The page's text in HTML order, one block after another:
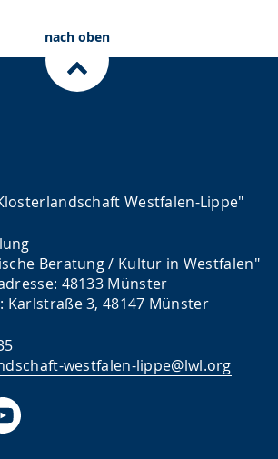
nach oben
Westfalen-Lippe"
Beratung / Kultur in Westfalen"
48133 Münster
Karlstraße 3, 48147 Münster
westfalen-lippe@lwl.org